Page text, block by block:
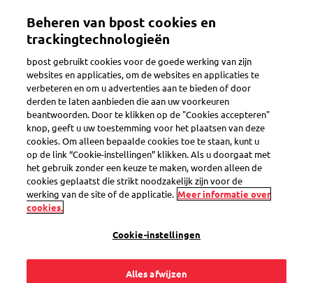
inhoud
Toggle navigation
Hoe werkt het?
Krijg ik een brief op
het einde van mijn
contract met de
Verhuisdienst?
Beheren van bpost cookies en
trackingtechnologieën
bpost gebruikt cookies voor de goede werking van zijn
websites en applicaties, om de websites en applicaties te
verbeteren en om u advertenties aan te bieden of door
derden te laten aanbieden die aan uw voorkeuren
beantwoorden. Door te klikken op de "Cookies accepteren"
knop, geeft u uw toestemming voor het plaatsen van deze
cookies. Om alleen bepaalde cookies toe te staan, kunt u
op de link “Cookie-instellingen” klikken. Als u doorgaat met
het gebruik zonder een keuze te maken, worden alleen de
cookies geplaatst die strikt noodzakelijk zijn voor de
werking van de site of de applicatie. Meer informatie over
cookies.
Cookie-instellingen
Alles afwijzen